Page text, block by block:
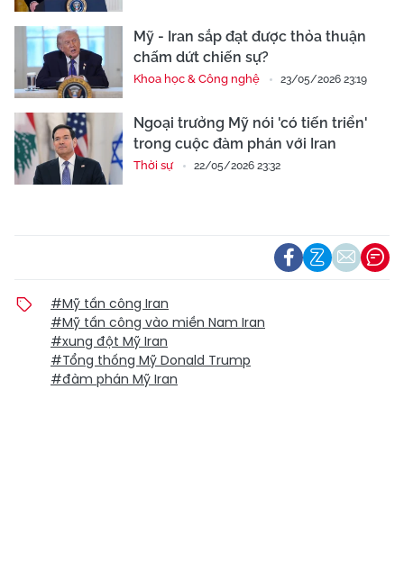
Mỹ - Iran sắp đạt được thỏa thuận
chấm dứt chiến sự?
Khoa học & Công nghệ 23/05/2026 23:19
Ngoại trưởng Mỹ nói 'có tiến triển'
trong cuộc đàm phán với Iran
Thời sự 22/05/2026 23:32
#Mỹ tấn công Iran
#Mỹ tấn công vào miền Nam Iran
#xung đột Mỹ Iran
#Tổng thống Mỹ Donald Trump
#đàm phán Mỹ Iran